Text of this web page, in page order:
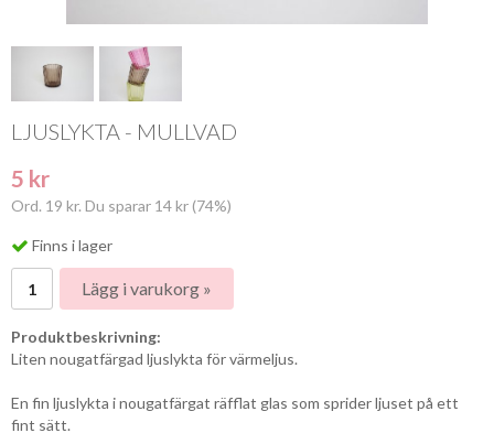
LJUSLYKTA - MULLVAD
5 kr
Ord. 19 kr. Du sparar 14 kr (74%)
Finns i lager
Lägg i varukorg »
Produktbeskrivning:
Liten nougatfärgad ljuslykta för värmeljus.
En fin ljuslykta i nougatfärgat räfflat glas som sprider ljuset på ett
fint sätt.